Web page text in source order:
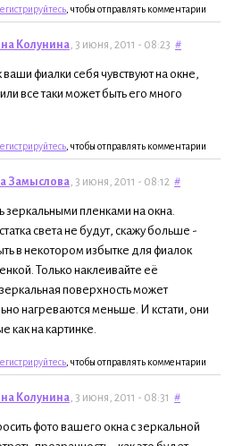
, чтобы отправлять комментарии
Колунина, 3 июня, 2011 - 08:23 #
фиалки себя чувствуют на окне,
все таки может быть его много
, чтобы отправлять комментарии
Замыслова, 3 июня, 2011 - 08:12 #
зеркальными пленками на окна.
света не будут, скажу больше -
в некотором избытке для фиалок
Только наклеивайте её
поверхность может
нагреваются меньше. И кстати, они
как на картинке.
, чтобы отправлять комментарии
Колунина, 3 июня, 2011 - 08:31 #
фото вашего окна с зеркальной